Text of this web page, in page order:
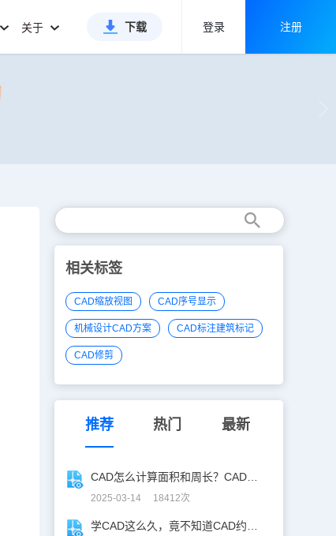
关于 下载 登录 注册
相关标签
CAD缩放视图 CAD序号显示
机械设计CAD方案 CAD标注建筑标记
CAD修剪
推荐 热门 最新
2025-03-14 18412次